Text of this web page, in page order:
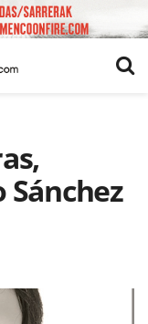
Sánchez